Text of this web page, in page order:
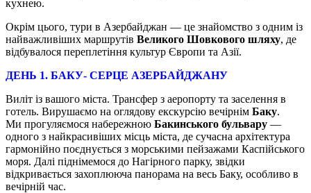
кухнею.
Окрім цього, тури в Азербайджан — це знайомство з одним із
найважливіших маршрутів Великого Шовкового шляху, де
відбувалося переплетіння культур Європи та Азії.
ДЕНЬ 1. БАКУ- СЕРЦЕ АЗЕРБАЙДЖАНУ
Виліт із вашого міста. Трансфер з аеропорту та заселення в
готель. Вирушаємо на оглядову екскурсію вечірнім Баку.
Ми прогуляємося набережною Бакинського бульвару —
одного з найкрасивіших місць міста, де сучасна архітектура
гармонійно поєднується з морськими пейзажами Каспійського
моря. Далі піднімемося до Нагірного парку, звідки
відкривається захоплююча панорама на весь Баку, особливо в
вечірній час.